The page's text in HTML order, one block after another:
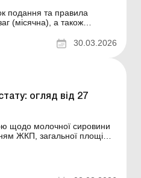
подання та правила
(місячна), а також
аграрного сектору
статистики інформацію
30.03.2026
огляд від 27
щодо молочної сировини
ЖКП, загальної площі
Більше
воєнного стану вже ...